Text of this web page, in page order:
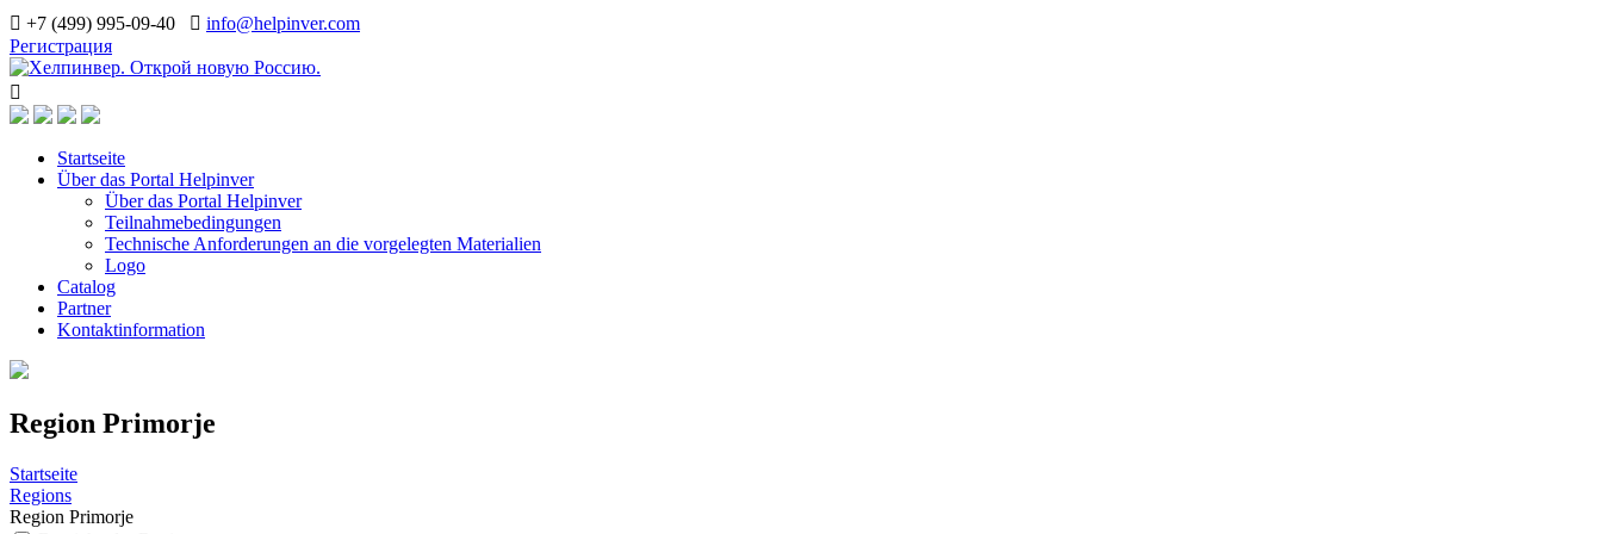
+7 (499) 995-09-40
info@helpinver.com
Регистрация
Startseite
Über das Portal Helpinver
Über das Portal Helpinver
Teilnahmebedingungen
Technische Anforderungen an die vorgelegten Materialien
Logo
Catalog
Partner
Kontaktinformation
Region Primorje
Startseite
Regions
Region Primorje